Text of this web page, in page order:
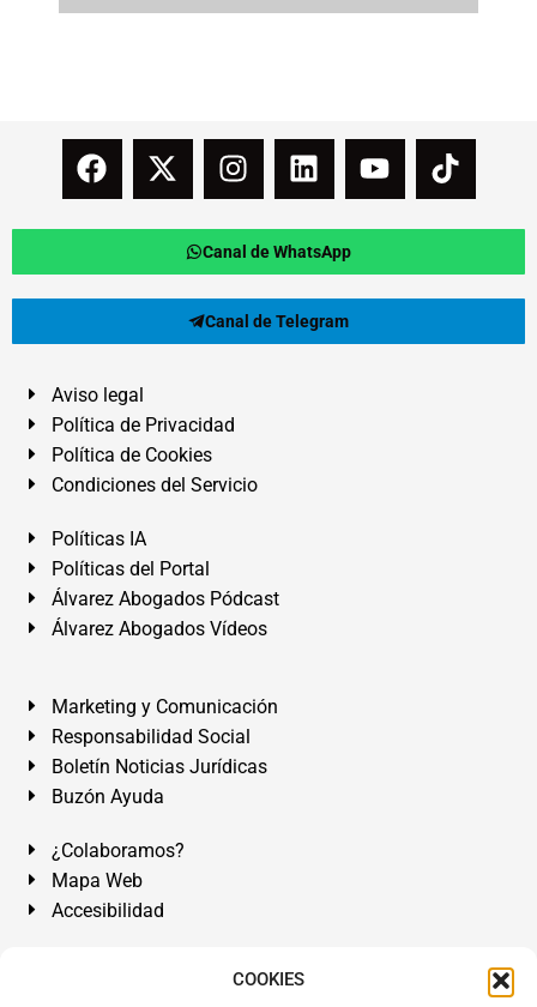
COOKIES
Canal de WhatsApp
Canal de Telegram
Aviso legal
Política de Privacidad
Política de Cookies
Condiciones del Servicio
Políticas IA
Políticas del Portal
Álvarez Abogados Pódcast
Álvarez Abogados Vídeos
Marketing y Comunicación
Responsabilidad Social
Boletín Noticias Jurídicas
Buzón Ayuda
¿Colaboramos?
Mapa Web
Accesibilidad
Álvarez Abogados Tenerife:Calle Teobaldo Power Nº 7,